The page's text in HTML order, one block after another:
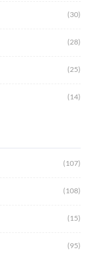
(30)
(28)
(25)
(14)
(107)
(108)
(15)
(95)